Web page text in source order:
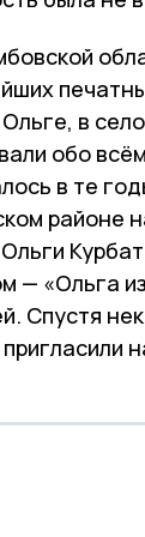
в
обо
в те
районе
— «Ольга
Спустя